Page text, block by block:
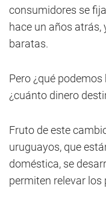
consumidores se
hace un años
baratas.
Pero ¿qué
¿cuánto dinero
Fruto de este
uruguayos, que
doméstica, se
permiten relevar los